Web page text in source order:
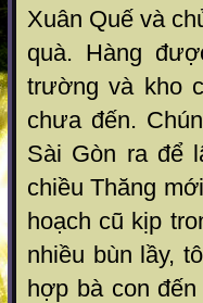
Xuân Quế và
quà. Hàng
trường và kho
chưa đến.
Sài Gòn ra để
chiều Thăng
hoạch cũ kịp
nhiều bùn lầy,
hợp bà con